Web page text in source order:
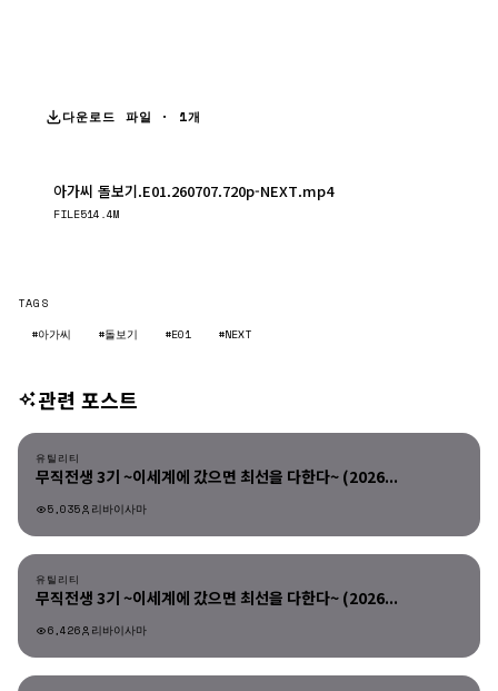
다운로드 파일 · 1개
아가씨 돌보기.E01.260707.720p-NEXT.mp4
FILE514.4M
TAGS
#아가씨
#돌보기 #E01 #NEXT
관련 포스트
유틸리티
유틸리티
무직전생 3기 ~이세계에 갔으면 최선을 다한다~ (2026...
5,035 리바이사마
유틸리티
무직전생 3기 ~이세계에 갔으면 최선을 다한다~ (2026...
6,426 리바이사마